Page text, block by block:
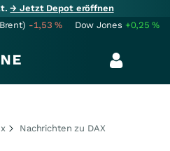
→ Jetzt Depot eröffnen
-1,53% Dow Jones +0,25%
Nachrichten zu DAX